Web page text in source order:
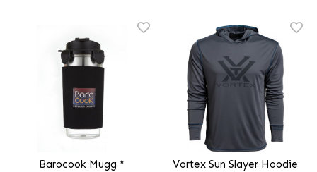
Barocook Mugg *
Vortex Sun Slayer Hoodie